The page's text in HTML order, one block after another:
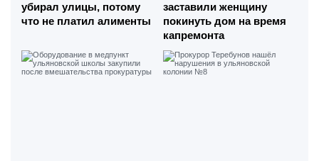
убирал улицы, потому
что не платил алименты
заставили женщину
покинуть дом на время
капремонта